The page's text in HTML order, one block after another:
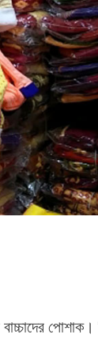
পোশাক।